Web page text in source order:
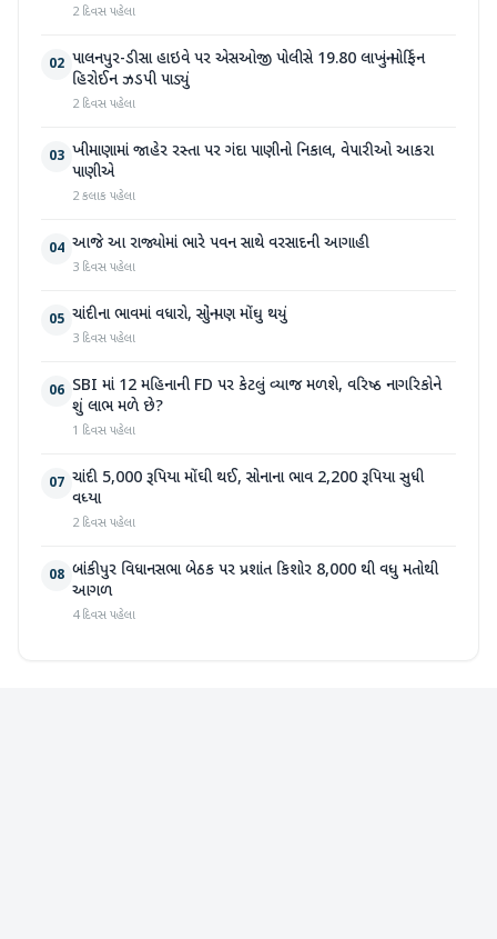
2 દિવસ પહેલા
02 પાલનપુર-ડીસા હાઇવે પર એસઓજી પોલીસે 19.80 લાખનું મોર્ફિન
હિરોઈન ઝડપી પાડ્યું
2 દિવસ પહેલા
03 ખીમાણામાં જાહેર રસ્તા પર ગંદા પાણીનો નિકાલ, વેપારીઓ આકરા
પાણીએ
2 કલાક પહેલા
04 આજે આ રાજ્યોમાં ભારે પવન સાથે વરસાદની આગાહી
3 દિવસ પહેલા
05 ચાંદીના ભાવમાં વધારો, સોનું પણ મોંઘુ થયું
3 દિવસ પહેલા
06 SBI માં 12 મહિનાની FD પર કેટલું વ્યાજ મળશે, વરિષ્ઠ નાગરિકોને
શું લાભ મળે છે?
1 દિવસ પહેલા
07 ચાંદી 5,000 રૂપિયા મોંઘી થઈ, સોનાના ભાવ 2,200 રૂપિયા સુધી
વધ્યા
2 દિવસ પહેલા
08 બાંકીપુર વિધાનસભા બેઠક પર પ્રશાંત કિશોર 8,000 થી વધુ મતોથી
આગળ
4 દિવસ પહેલા